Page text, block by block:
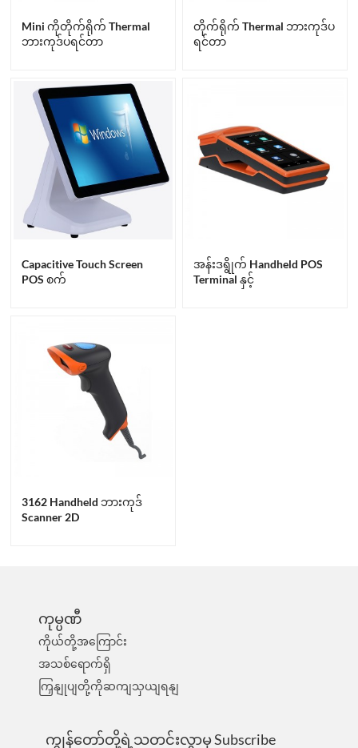
Mini ကိုတိုက်ရိုက် Thermal
ဘားကုဒ်ပရင်တာ
တိုက်ရိုက် Thermal ဘားကုဒ်ပ
ရင်တာ
Capacitive Touch Screen
POS စက်
အန်းဒရွိုက် Handheld POS
Terminal နှင့်
3162 Handheld ဘားကုဒ်
Scanner 2D
ကုမ္ပဏီ
ကိုယ်တို့အကြောင်း
အသစ်ရောက်ရှိ
ကြှနျုပျတို့ကိုဆကျသှယျရနျ
ကျွန်တော်တို့ရဲ့သတင်းလွှာမှ Subscribe